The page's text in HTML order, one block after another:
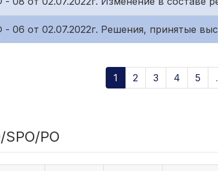
- 06 от 02.07.2022г. Решения, принятые
1 2 3 4 5
SPO/PO